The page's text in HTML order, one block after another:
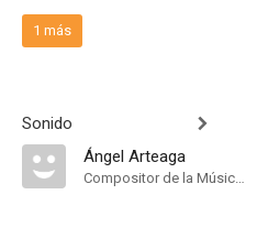
1 más
Sonido
Ángel Arteaga
Compositor de la Música Original, Música